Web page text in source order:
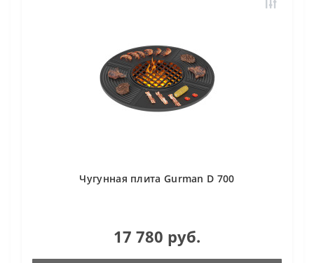
Чугунная плита Gurman D 700
17 780 руб.